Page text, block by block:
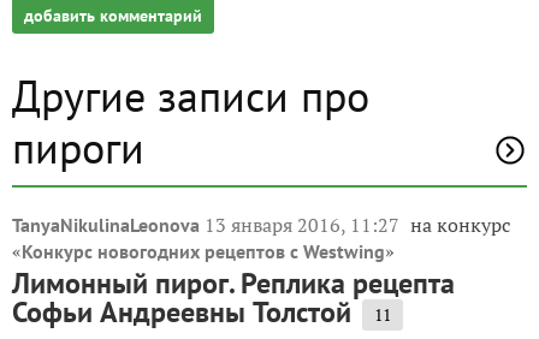
добавить комментарий
Другие записи про
пироги
TanyaNikulinaLeonova 13 января 2016, 11:27 на конкурс
«Конкурс новогодних рецептов с Westwing»
Лимонный пирог. Реплика рецепта
Софьи Андреевны Толстой 11